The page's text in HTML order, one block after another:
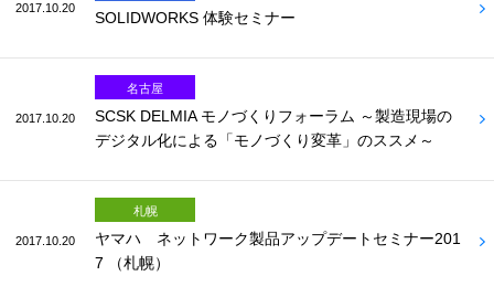
2017.10.20
SOLIDWORKS 体験セミナー
2017.10.20
名古屋
SCSK DELMIA モノづくりフォーラム ～製造現場の
デジタル化による「モノづくり変革」のススメ～
2017.10.20
札幌
ヤマハ ネットワーク製品アップデートセミナー201
7 （札幌）